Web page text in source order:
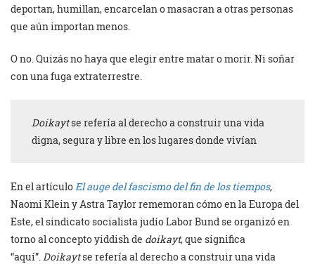
deportan, humillan, encarcelan o masacran a otras personas
que aún importan menos.
O no. Quizás no haya que elegir entre matar o morir. Ni soñar
con una fuga extraterrestre.
Doikaytse refería al derecho a construir una vida
digna, segura y libre en los lugares donde vivían
En el artículo El auge del fascismo del fin de los tiempos,
Naomi Klein y Astra Taylor rememoran cómo en la Europa del
Este, el sindicato socialista judío Labor Bund se organizó en
torno al concepto yiddish de doikayt, que significa
“aquí”. Doikaytse refería al derecho a construir una vida